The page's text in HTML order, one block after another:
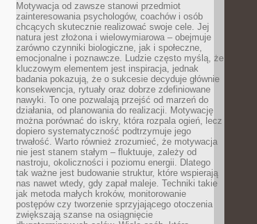
Motywacja od zawsze stanowi przedmiot
zainteresowania psychologów, coachów i osób
chcących skutecznie realizować swoje cele. Jej
natura jest złożona i wielowymiarowa – obejmuje
zarówno czynniki biologiczne, jak i społeczne,
emocjonalne i poznawcze. Ludzie często myślą, że
kluczowym elementem jest inspiracja, jednak
badania pokazują, że o sukcesie decyduje głównie
konsekwencja, rytuały oraz dobrze zdefiniowane
nawyki. To one pozwalają przejść od marzeń do
działania, od planowania do realizacji. Motywację
można porównać do iskry, która rozpala ogień, lecz
dopiero systematyczność podtrzymuje jego
trwałość. Warto również zrozumieć, że motywacja
nie jest stanem stałym – fluktuuje, zależy od
nastroju, okoliczności i poziomu energii. Dlatego
tak ważne jest budowanie struktur, które wspierają
nas nawet wtedy, gdy zapał maleje. Techniki takie
jak metoda małych kroków, monitorowanie
postępów czy tworzenie sprzyjającego otoczenia
zwiększają szanse na osiągnięcie